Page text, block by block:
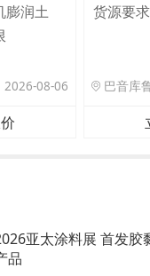
膨润土
2026-08-06
货源要
亚太涂料展 首发胶
品